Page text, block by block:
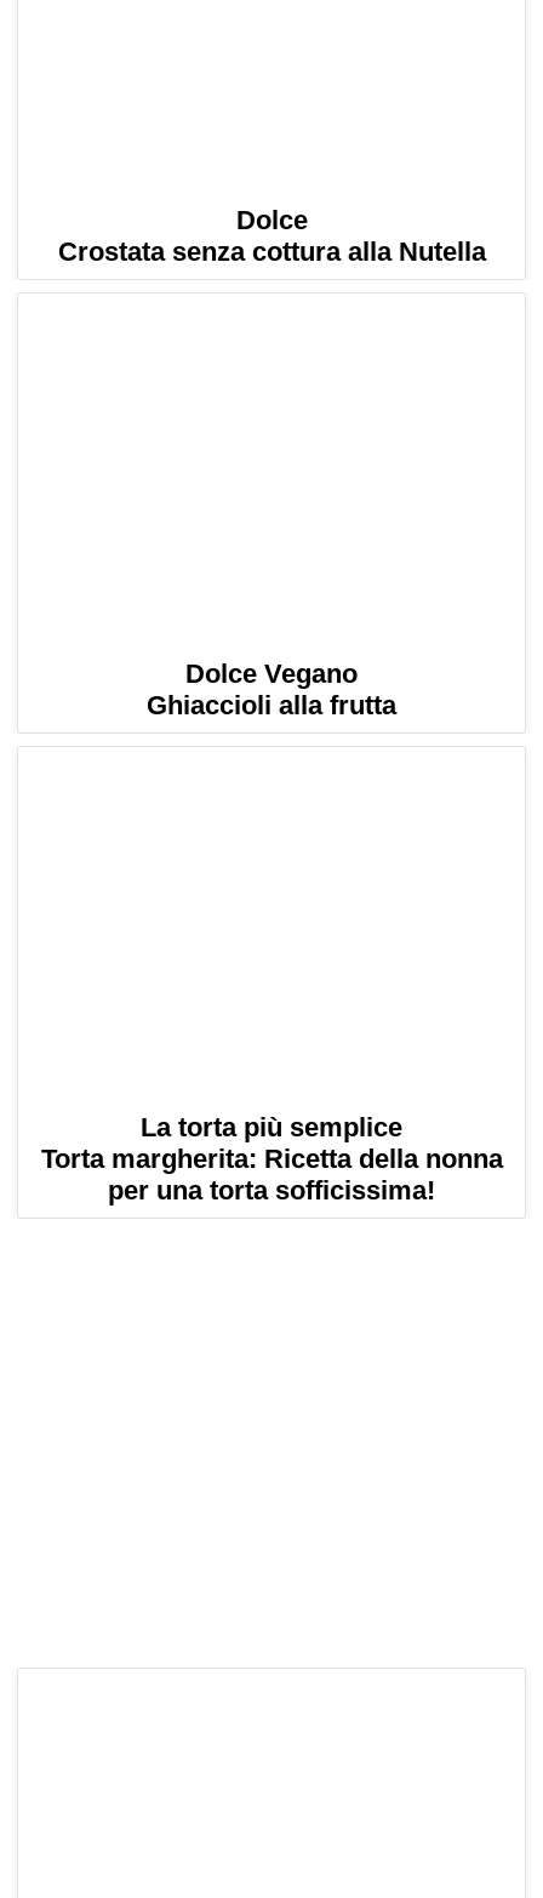
Dolce
Crostata senza cottura alla Nutella
Dolce Vegano
Ghiaccioli alla frutta
La torta più semplice
Torta margherita: Ricetta della nonna
per una torta sofficissima!